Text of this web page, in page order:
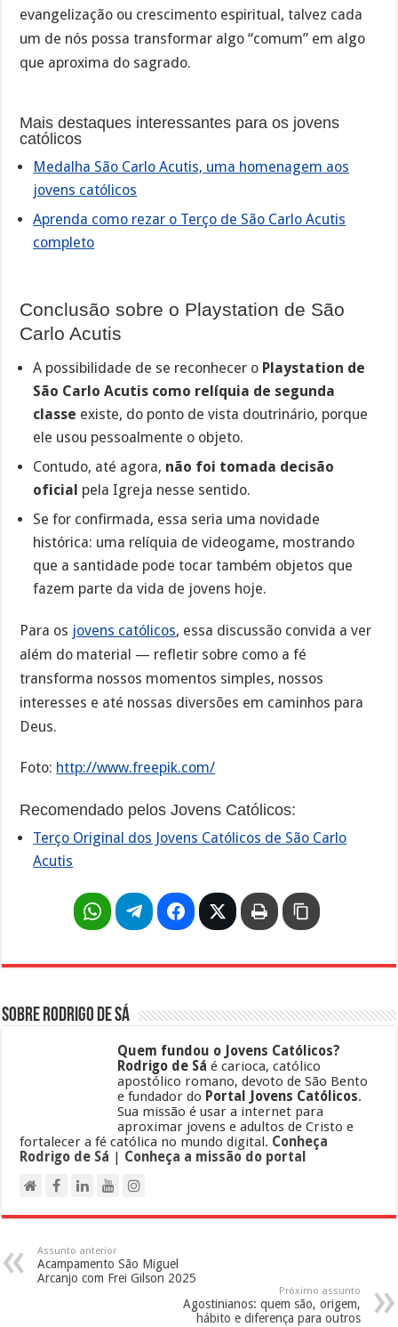
evangelização ou crescimento espiritual, talvez cada
um de nós possa transformar algo “comum” em algo
que aproxima do sagrado.
Mais destaques interessantes para os jovens
católicos
Medalha São Carlo Acutis, uma homenagem aos
jovens católicos
Aprenda como rezar o Terço de São Carlo Acutis
completo
Conclusão sobre o Playstation de São
Carlo Acutis
A possibilidade de se reconhecer o Playstation de
São Carlo Acutis como relíquia de segunda
classe existe, do ponto de vista doutrinário, porque
ele usou pessoalmente o objeto.
Contudo, até agora, não foi tomada decisão
oficial pela Igreja nesse sentido.
Se for confirmada, essa seria uma novidade
histórica: uma relíquia de videogame, mostrando
que a santidade pode tocar também objetos que
fazem parte da vida de jovens hoje.
Para os jovens católicos, essa discussão convida a ver
além do material — refletir sobre como a fé
transforma nossos momentos simples, nossos
interesses e até nossas diversões em caminhos para
Deus.
Foto: http://www.freepik.com/
Recomendado pelos Jovens Católicos:
Terço Original dos Jovens Católicos de São Carlo
Acutis
Sobre Rodrigo de Sá
Quem fundou o Jovens Católicos?
Rodrigo de Sá é carioca, católico
apostólico romano, devoto de São Bento
e fundador do Portal Jovens Católicos.
Sua missão é usar a internet para
aproximar jovens e adultos de Cristo e
fortalecer a fé católica no mundo digital. Conheça
Rodrigo de Sá
Conheça a missão do portal
Assunto anterior
Acampamento São Miguel
Arcanjo com Frei Gilson 2025
Próximo assunto
Agostinianos: quem são, origem,
hábito e diferença para outros